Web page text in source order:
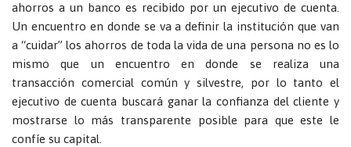
ahorros a un banco es recibido por un ejecutivo de cuenta.
Un encuentro en donde se va a definir la institución que van
a “cuidar” los ahorros de toda la vida de una persona no es lo
mismo que un encuentro en donde se realiza una
transacción comercial común y silvestre, por lo tanto el
ejecutivo de cuenta buscará ganar la confianza del cliente y
mostrarse lo más transparente posible para que este le
confíe su capital.